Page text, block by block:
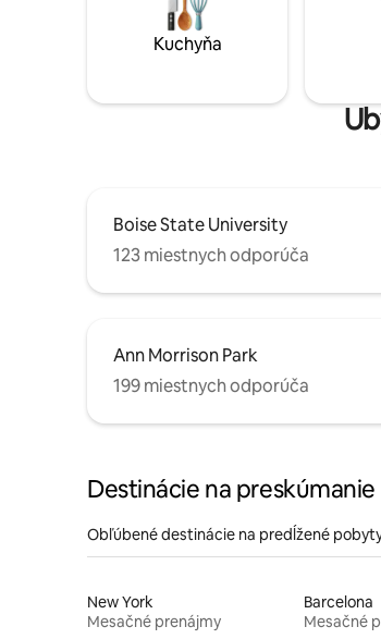
Kuchyňa
Boise State University
123 miestnych odporúča
Ann Morrison Park
199 miestnych odporúča
Destinácie na preskúmanie
Obľúbené destinácie na predĺžené
New York
Mesačné prenájmy
Barcelona
Mesačné